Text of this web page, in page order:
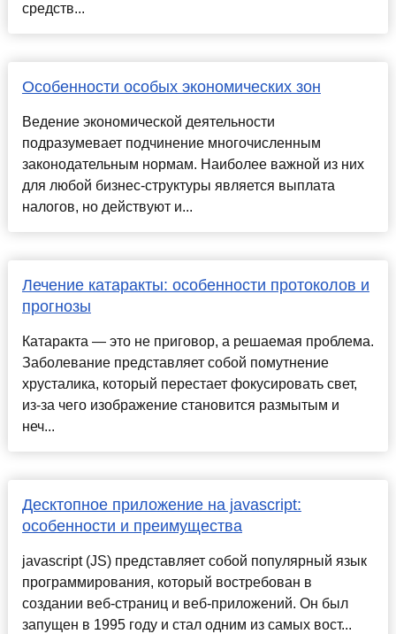
средств...
Особенности особых экономических зон
Ведение экономической деятельности
подразумевает подчинение многочисленным
законодательным нормам. Наиболее важной из них
для любой бизнес-структуры является выплата
налогов, но действуют и...
Лечение катаракты: особенности протоколов и
прогнозы
Катаракта — это не приговор, а решаемая проблема.
Заболевание представляет собой помутнение
хрусталика, который перестает фокусировать свет,
из-за чего изображение становится размытым и
неч...
Десктопное приложение на jаvascript:
особенности и преимущества
jаvascript (JS) представляет собой популярный язык
программирования, который востребован в
создании веб-страниц и веб-приложений. Он был
запущен в 1995 году и стал одним из самых вост...